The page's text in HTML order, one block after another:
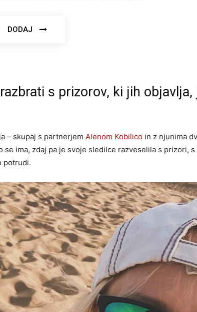
DODAJ
s prizorov, ki jih objavlja,
– skupaj s partnerjem Alenom Kobilico in z njunima
ima, zdaj pa je svoje sledilce razveselila s prizori,
potrudi.